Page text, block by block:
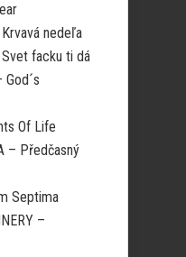
Krvavá nedeľa
Svet facku ti dá
God´s
Of Life
– Předčasný
Septima
–